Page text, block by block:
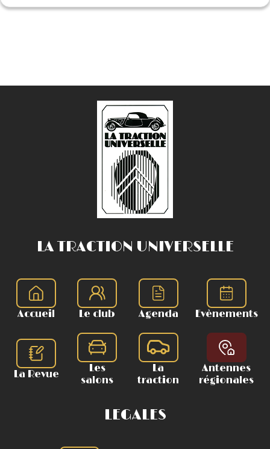
LA TRACTION UNIVERSELLE
Accueil Le club Agenda Evènements
La Revue
Les
salons
La
traction
Antennes
régionales
LEGALES